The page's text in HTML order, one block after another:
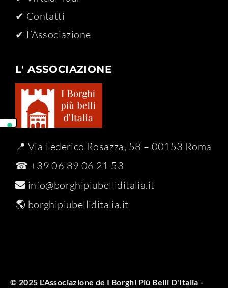
✔ Contatti
✔ L’Associazione
L' ASSOCIAZIONE
📍 Via Federico Rosazza, 58 – 00153 Roma
☎ +39 06 89 06 21 53
info@borghipiubelliditalia.it
🌎 borghipiubelliditalia.it
© 2025 L'Associazione de I Borghi Più Belli D'Italia -